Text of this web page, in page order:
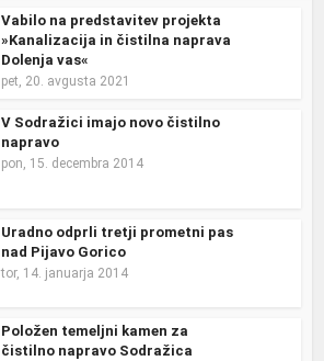
Vabilo na predstavitev projekta
»Kanalizacija in čistilna naprava
Dolenja vas«
pet, 20. avgusta 2021
V Sodražici imajo novo čistilno
napravo
pon, 15. decembra 2014
Uradno odprli tretji prometni pas
nad Pijavo Gorico
tor, 14. januarja 2014
Položen temeljni kamen za
čistilno napravo Sodražica